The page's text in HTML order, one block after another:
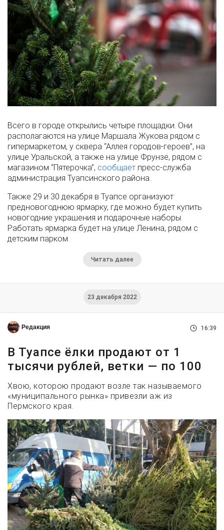
Всего в городе открылись четыре площадки. Они
располагаются на улице Маршала Жукова рядом с
гипермаркетом, у сквера “Аллея городов-героев”, на
улице Уральской, а также на улице Фрунзе, рядом с
магазином “Пятерочка”, сообщает пресс-служба
администрация Туапсинского района.
Также 29 и 30 декабря в Туапсе организуют
предновогоднюю ярмарку, где можно будет купить
новогодние украшения и подарочные наборы.
Работать ярмарка будет на улице Ленина, рядом с
детским парком.
Читать далее
23 декабря 2022
Редакция 16:39
В Туапсе ёлки продают от 1
тысячи рублей, ветки — по 100
Хвою, которою продают возле так называемого
«муниципального рынка» привезли аж из
Пермского края.